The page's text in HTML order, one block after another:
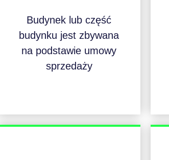
Budynek lub część
budynku jest zbywana
na podstawie umowy
sprzedaży